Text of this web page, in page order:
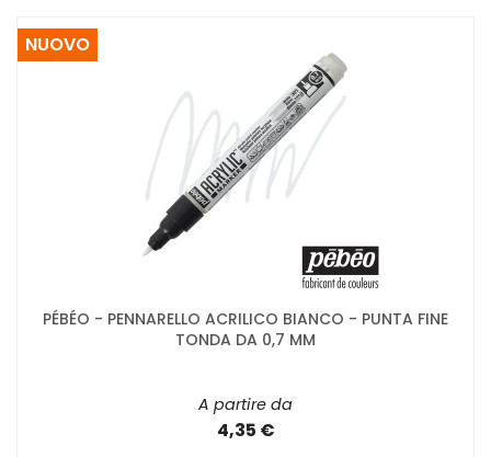
PÉBÉO - PENNARELLO ACRILICO BIANCO - PUNTA FINE
TONDA DA 0,7 MM
A partire da
4,35 €
NUOVO